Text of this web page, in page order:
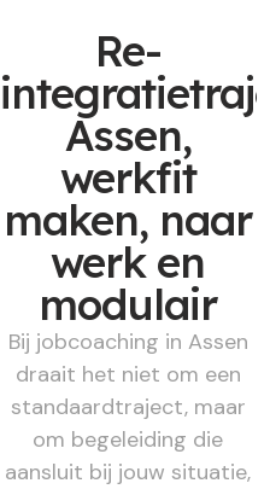
Re-
Assen,
werkfit
maken, naar
werk en
modulair
Bij jobcoaching in Assen
draait het niet om een
standaardtraject, maar
om begeleiding die
aansluit bij jouw situatie,